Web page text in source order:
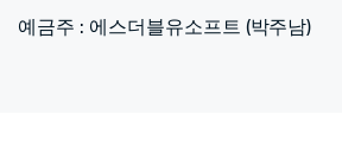
예금주 : 에스더블유소프트 (박주남)